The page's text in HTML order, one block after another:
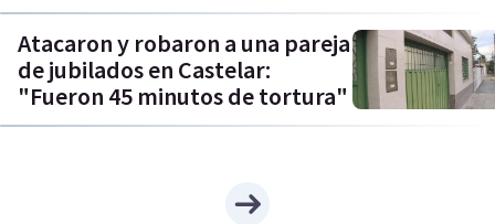
Atacaron y robaron a una pareja
de jubilados en Castelar:
"Fueron 45 minutos de tortura"